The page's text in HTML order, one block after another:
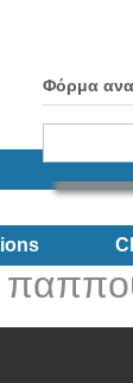
Φόρμα